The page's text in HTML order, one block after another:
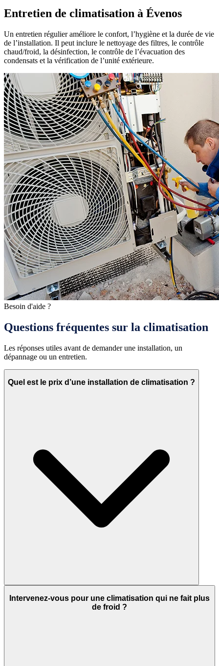
Entretien de climatisation à Évenos
Un entretien régulier améliore le confort, l’hygiène et la durée de vie
de l’installation. Il peut inclure le nettoyage des filtres, le contrôle
chaud/froid, la désinfection, le contrôle de l’évacuation des
condensats et la vérification de l’unité extérieure.
Besoin d'aide ?
Questions fréquentes sur la climatisation
Les réponses utiles avant de demander une installation, un
dépannage ou un entretien.
Quel est le prix d’une installation de climatisation ?
Intervenez-vous pour une climatisation qui ne fait plus
de froid ?